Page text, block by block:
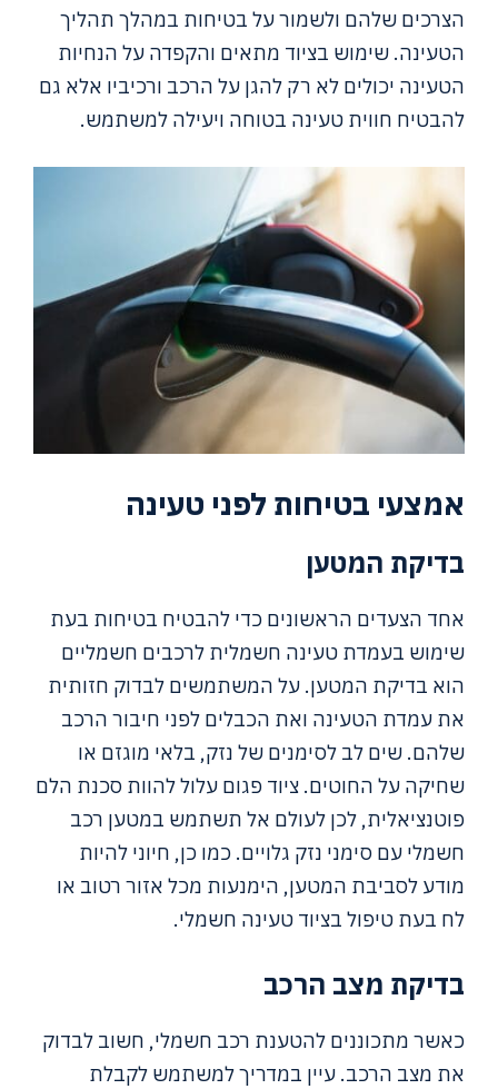
הצרכים שלהם ולשמור על בטיחות במהלך תהליך
הטעינה. שימוש בציוד מתאים והקפדה על הנחיות
הטעינה יכולים לא רק להגן על הרכב ורכיביו אלא גם
להבטיח חווית טעינה בטוחה ויעילה למשתמש.
אמצעי בטיחות לפני טעינה
בדיקת המטען
אחד הצעדים הראשונים כדי להבטיח בטיחות בעת
שימוש בעמדת טעינה חשמלית לרכבים חשמליים
הוא בדיקת המטען. על המשתמשים לבדוק חזותית
את עמדת הטעינה ואת הכבלים לפני חיבור הרכב
שלהם. שים לב לסימנים של נזק, בלאי מוגזם או
שחיקה על החוטים. ציוד פגום עלול להוות סכנת הלם
פוטנציאלית, לכן לעולם אל תשתמש במטען רכב
חשמלי עם סימני נזק גלויים. כמו כן, חיוני להיות
מודע לסביבת המטען, הימנעות מכל אזור רטוב או
לח בעת טיפול בציוד טעינה חשמלי.
בדיקת מצב הרכב
כאשר מתכוננים להטענת רכב חשמלי, חשוב לבדוק
את מצב הרכב. עיין במדריך למשתמש לקבלת